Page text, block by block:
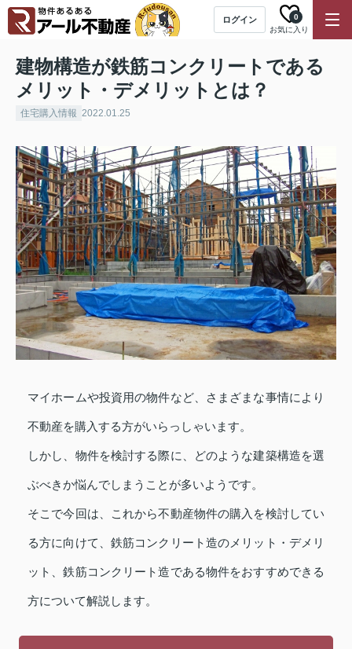
ログイン
お気に入り
0
建物構造が鉄筋コンクリートである
メリット・デメリットとは？
住宅購入情報 2022.01.25
マイホームや投資用の物件など、さまざまな事情により
不動産を購入する方がいらっしゃいます。
しかし、物件を検討する際に、どのような建築構造を選
ぶべきか悩んでしまうことが多いようです。
そこで今回は、これから不動産物件の購入を検討してい
る方に向けて、鉄筋コンクリート造のメリット・デメリ
ット、鉄筋コンクリート造である物件をおすすめできる
方について解説します。